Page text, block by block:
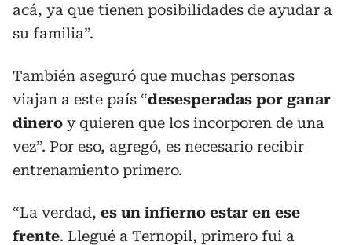
acá, ya que tienen posibilidades de ayudar a
su familia”.
También aseguró que muchas personas
viajan a este país “desesperadas por ganar
dinero y quieren que los incorporen de una
vez”. Por eso, agregó, es necesario recibir
entrenamiento primero.
“La verdad, es un infierno estar en ese
frente. Llegué a Ternopil, primero fui a